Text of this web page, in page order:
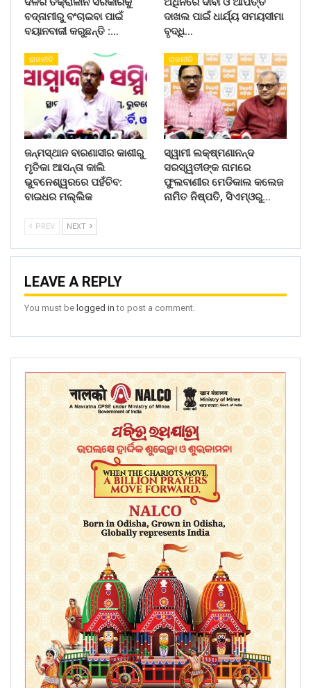
ବଦ୍ନାମୀରୁ ବଂଚାଇବା ପାଇଁ
ବୟାନବାଜୀ କରୁଛନ୍ତି :…
ଦାଖଲ ପାଇଁ ଧାର୍ଯ୍ୟ ସମୟସୀମା
ବୃଦ୍ଧି…
ରାଜନୀତି
ଜନ୍ମସ୍ଥାନ ବାରଣାସୀର କାଶୀରୁ
ମୃତିକା ଆସନ୍ତା କାଲି
ଭୁବନେଶ୍ୱରରେ ପହଁଚିବ:
ବାଇଧର ମଲ୍ଲିକ
ରାଜନୀତି
ସ୍ୱାମୀ ଲକ୍ଷ୍ମଣାନନ୍ଦ
ସରସ୍ୱତୀଙ୍କ ନାମରେ
ଫୁଲବାଣୀର ମେଡିକାଲ କଲେଜ
ନାମିତ ନିଷ୍ପତି, ସିଏମ୍‌ଓରୁ…
PREV NEXT
LEAVE A REPLY
You must be logged in to post a comment.